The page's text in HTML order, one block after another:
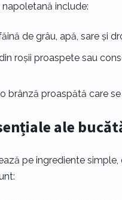
include:
de grâu, apă, sare și
roșii proaspete sau
brânză proaspătă care
ale
pe ingrediente